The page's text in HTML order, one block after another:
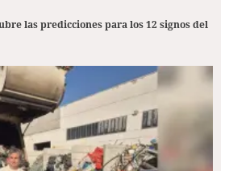
las predicciones para los 12 signos del